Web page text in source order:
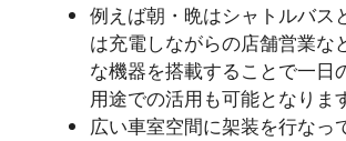
例えば朝・晩はシャトルバス
は充電しながらの店舗営業な
な機器を搭載することで一日
用途での活用も可能となりま
広い車室空間に架装を行なっ